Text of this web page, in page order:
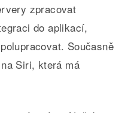
zpracovat
do aplikací,
Současně
Siri, která má